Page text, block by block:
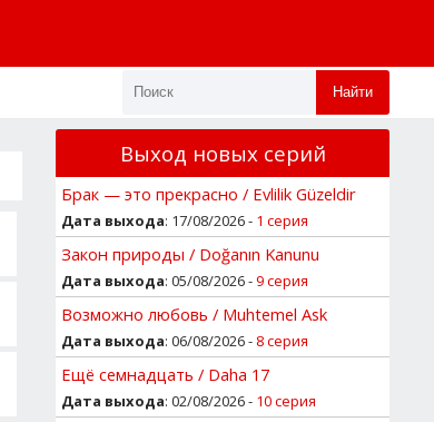
Найти
Выход новых серий
Брак — это прекрасно / Evlilik Güzeldir
Дата выхода: 17/08/2026 - 1 серия
Закон природы / Doğanın Kanunu
Дата выхода: 05/08/2026 -9 серия
Возможно любовь / Muhtemel Ask
Дата выхода: 06/08/2026 - 8 серия
Ещё семнадцать / Daha 17
Дата выхода: 02/08/2026 - 10 серия